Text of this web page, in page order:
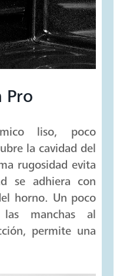
Pro
liso, poco
la cavidad del
rugosidad evita
se adhiera con
horno. Un poco
manchas al
permite una